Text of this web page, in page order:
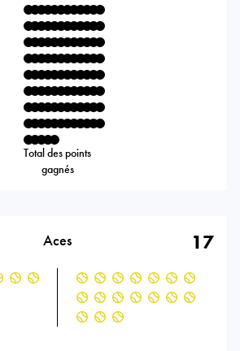
Total des points
gagnés
Aces 17